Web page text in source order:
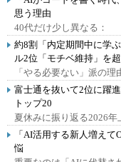
思う理由
40代だけ少し異なる：
約8割「内定期間中に学
ル2位「モチベ維持」を
「やる必要ない」派の理
富士通を抜いて2位に躍
トップ20
夏休みに振り返る2026年
「AI活用する新人増え
悩